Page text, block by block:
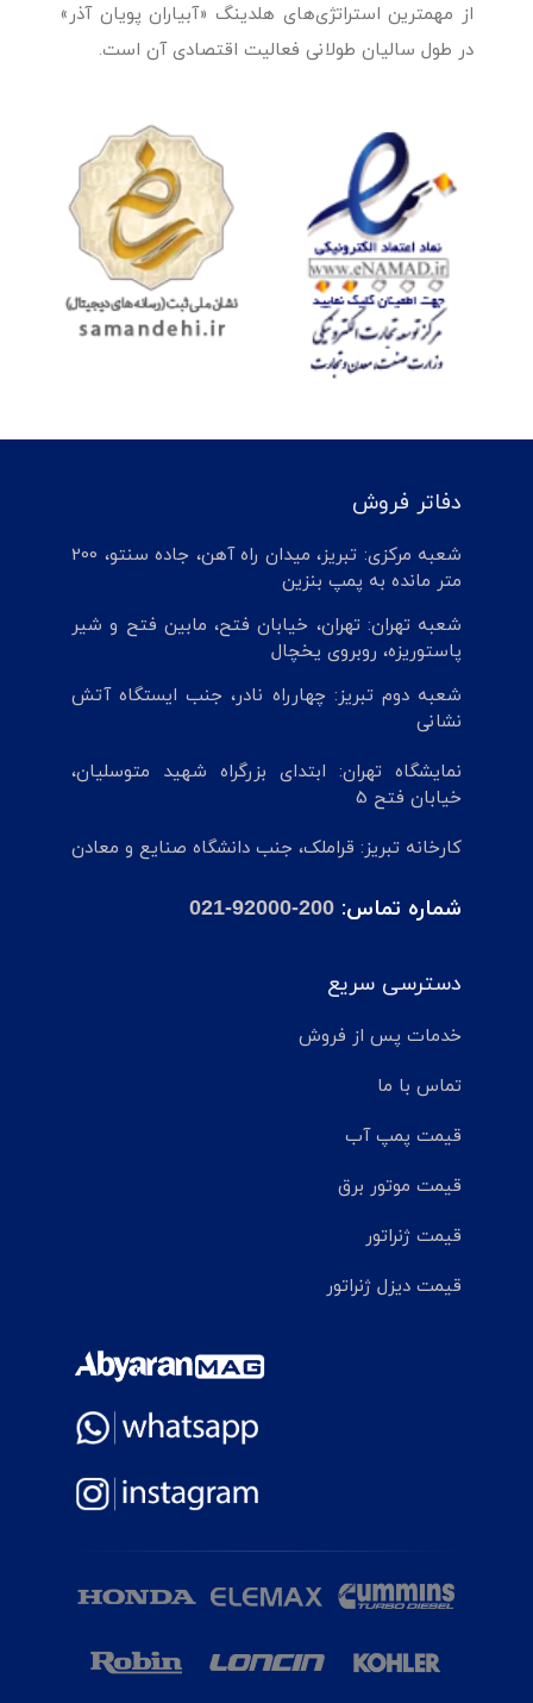
از مهمترین استراتژی‌های هلدینگ «آبیاران پویان آذر»
در طول سالیان طولانی فعالیت اقتصادی آن است.
دفاتر فروش
شعبه مرکزی: تبریز، میدان راه آهن، جاده سنتو، 200
متر مانده به پمپ بنزین
شعبه تهران: تهران، خیابان فتح، مابین فتح و شیر
پاستوریزه، روبروی یخچال
شعبه دوم تبریز: چهارراه نادر، جنب ایستگاه آتش
نشانی
نمایشگاه تهران: ابتدای بزرگراه شهید متوسلیان،
خیابان فتح 5
کارخانه تبریز: قراملک، جنب دانشگاه صنایع و معادن
شماره تماس: 021-92000-200
دسترسی سریع
خدمات پس از فروش
تماس با ما
قیمت پمپ آب
قیمت موتور برق
قیمت ژنراتور
قیمت دیزل ژنراتور